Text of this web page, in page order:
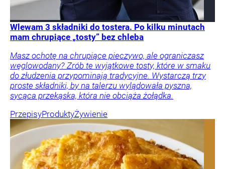
Wlewam 3 składniki do tostera. Po kilku minutach
mam chrupiące „tosty” bez chleba
Masz ochotę na chrupiące pieczywo, ale ograniczasz
węglowodany? Zrób te wyjątkowe tosty, które w smaku
do złudzenia przypominają tradycyjne. Wystarczą trzy
proste składniki, by na talerzu wylądowała pyszna,
sycąca przekąska, która nie obciąża żołądka.
PrzepisyProduktyŻywienie